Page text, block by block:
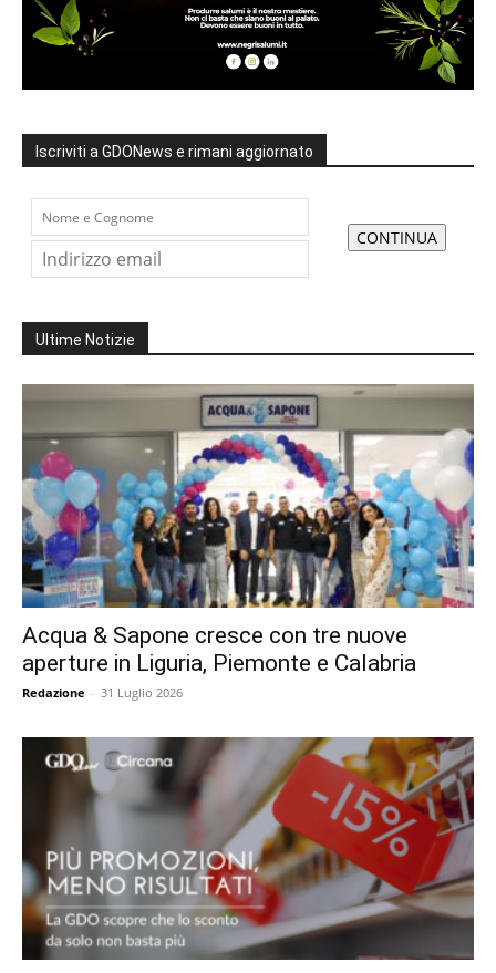
Iscriviti a GDONews e rimani aggiornato
Ultime Notizie
Acqua & Sapone cresce con tre nuove
aperture in Liguria, Piemonte e Calabria
Redazione - 31 Luglio 2026